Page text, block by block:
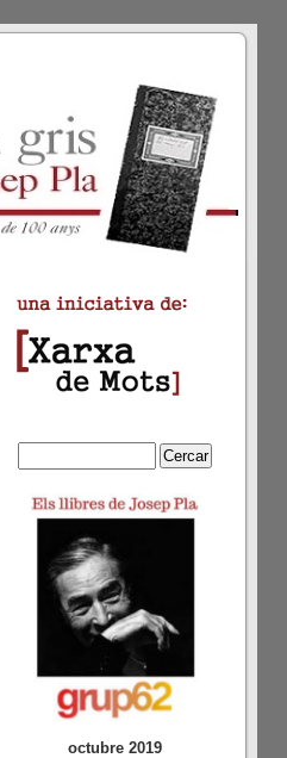
octubre 2019